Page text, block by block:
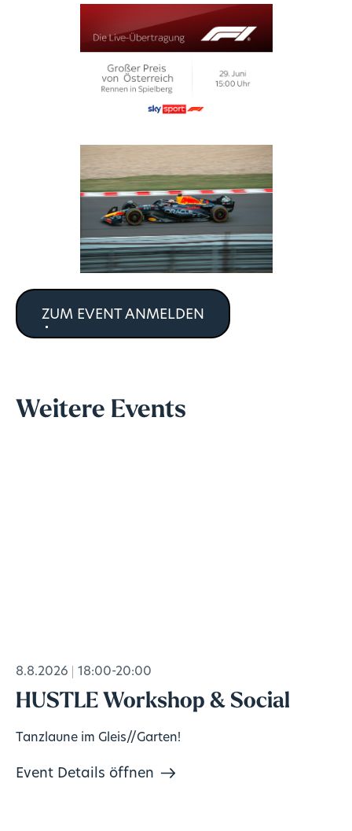
ZUM EVENT ANMELDEN
Weitere Events
8.8.2026 18:00-20:00
HUSTLE Workshop & Social
Tanzlaune im Gleis//Garten!
Event Details öffnen